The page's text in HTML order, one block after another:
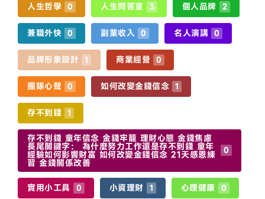
人生哲學 0 人生問答室 3 個人品牌 2
兼職外快 0 副業收入 0 名人演講 0
品牌形象設計 1 商業經營 0
團隊心聲 0 如何改變金錢信念 1
存不到錢 1
存不到錢 童年信念 金錢牢籠 理財心態 金錢焦慮
長尾關鍵字： 為什麼努力工作還是存不到錢 童年
經驗如何影響財富 如何改變金錢信念 21天感恩練
習 金錢關係改善
0
實用小工具 0 小資理財 1 心理健康 0